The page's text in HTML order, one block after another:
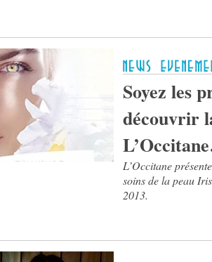
Soyez les
découvrir
L’Occitane
soins de la peau
2013.